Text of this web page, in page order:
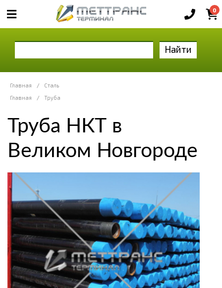
0
Найти
Главная /
Сталь
Главная
/ Труба
Труба НКТ в
Великом Новгороде